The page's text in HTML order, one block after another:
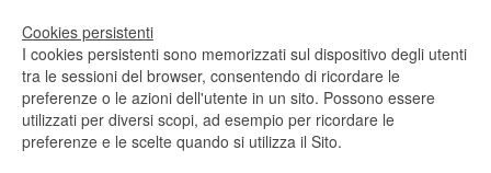
Cookies persistenti
I cookies persistenti sono memorizzati sul dispositivo degli utenti
tra le sessioni del browser, consentendo di ricordare le
preferenze o le azioni dell'utente in un sito. Possono essere
utilizzati per diversi scopi, ad esempio per ricordare le
preferenze e le scelte quando si utilizza il Sito.